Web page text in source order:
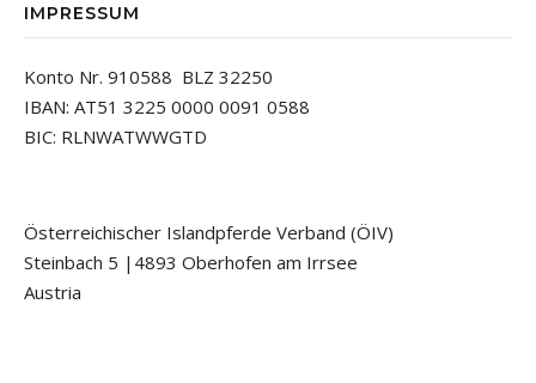
IMPRESSUM
Konto Nr. 910588 BLZ 32250
IBAN: AT51 3225 0000 0091 0588
BIC: RLNWATWWGTD
Österreichischer Islandpferde Verband (ÖIV)
Steinbach 5 |4893 Oberhofen am Irrsee
Austria